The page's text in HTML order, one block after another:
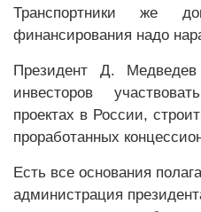
Транспортники же
финансирования надо
Президент Д. Медведев
инвесторов
проектах в России,
проработанных
Есть все основания
администрация